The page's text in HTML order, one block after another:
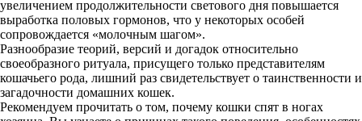
увеличением продолжительности светового дня повышается
выработка половых гормонов, что у некоторых особей
сопровождается «молочным шагом».
Разнообразие теорий, версий и догадок относительно
своеобразного ритуала, присущего только представителям
кошачьего рода, лишний раз свидетельствует о таинственности и
загадочности домашних кошек.
Рекомендуем прочитать о том, почему кошки спят в ногах